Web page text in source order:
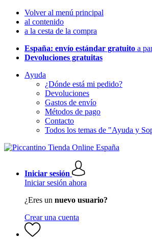
Volver al menú principal
al contenido
a la cesta de la compra
España: envío estándar gratuito a
Devoluciones gratuitas
Ayuda
¿Dónde está mi pedido?
Devoluciones
Gastos de envío
Métodos de pago
Contacto
Todos los temas de "Ayuda y
Iniciar sesión
Iniciar sesión ahora
¿Eres un nuevo usuario?
Crear una cuenta